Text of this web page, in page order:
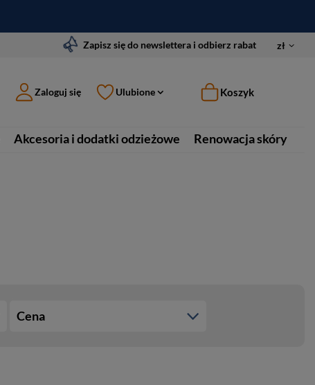
Zapisz się do newslettera i odbierz rabat zł
Zaloguj się Ulubione Koszyk
Akcesoria i dodatki odzieżowe
Renowacja skóry
Cena